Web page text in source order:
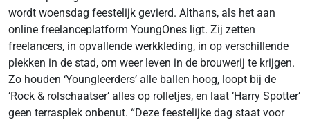
wordt woensdag feestelijk gevierd. Althans, als het aan
online freelanceplatform YoungOnes ligt. Zij zetten
freelancers, in opvallende werkkleding, in op verschillende
plekken in de stad, om weer leven in de brouwerij te krijgen.
Zo houden ‘Youngleerders’ alle ballen hoog, loopt bij de
‘Rock & rolschaatser’ alles op rolletjes, en laat ‘Harry Spotter’
geen terrasplek onbenut. “Deze feestelijke dag staat voor